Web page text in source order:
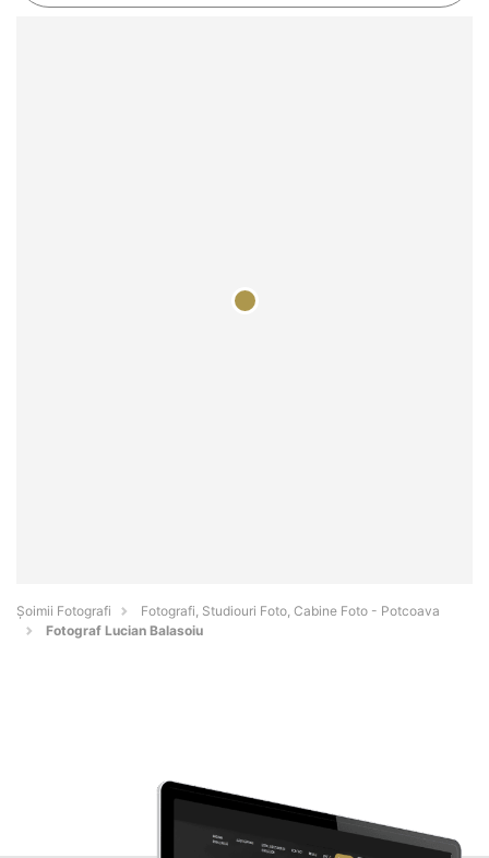
Șoimii Fotografi
Fotografi, Studiouri Foto, Cabine Foto - Potcoava
Fotograf Lucian Balasoiu